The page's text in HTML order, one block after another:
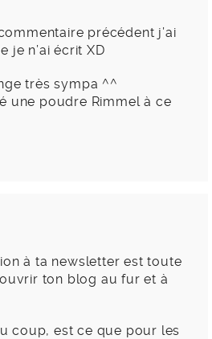
précédent j’ai
je n’ai écrit XD
très sympa ^^
une poudre Rimmel à ce
à ta newsletter est toute
ton blog au fur et à
coup, est ce que pour les